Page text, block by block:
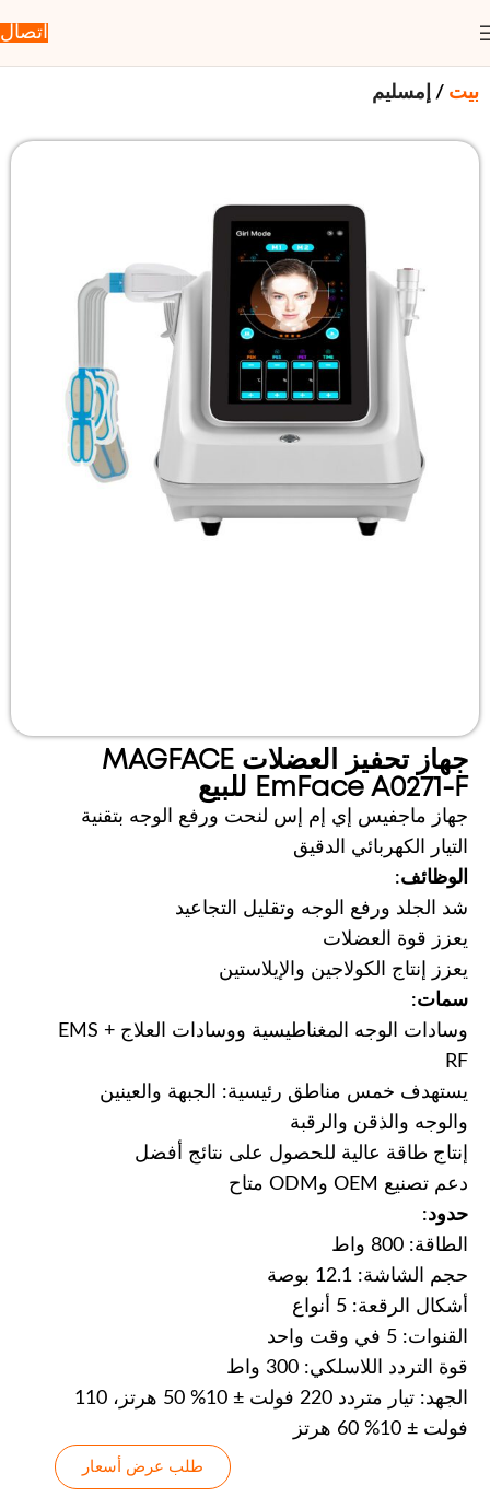
اتصال
بيت إمسليم
جهاز تحفيز العضلات MAGFACE
EmFace A0271-F للبيع
جهاز ماجفيس إي إم إس لنحت ورفع الوجه بتقنية
التيار الكهربائي الدقيق
الوظائف:
شد الجلد ورفع الوجه وتقليل التجاعيد
يعزز قوة العضلات
يعزز إنتاج الكولاجين والإيلاستين
سمات:
وسادات الوجه المغناطيسية ووسادات العلاج EMS +
RF
يستهدف خمس مناطق رئيسية: الجبهة والعينين
والوجه والذقن والرقبة
إنتاج طاقة عالية للحصول على نتائج أفضل
دعم تصنيع OEM وODM متاح
حدود:
الطاقة: 800 واط
حجم الشاشة: 12.1 بوصة
أشكال الرقعة: 5 أنواع
القنوات: 5 في وقت واحد
قوة التردد اللاسلكي: 300 واط
الجهد: تيار متردد 220 فولت ± 10% 50 هرتز، 110
فولت ± 10% 60 هرتز
طلب عرض أسعار